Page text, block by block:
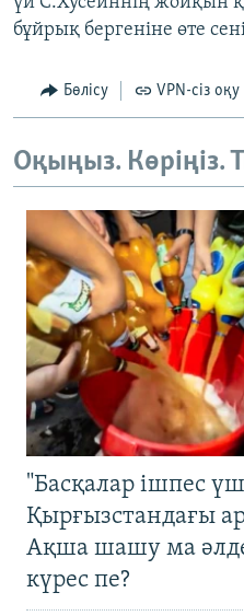
бұйрық бергеніне өте
Бөлісу VPN-сіз оқу
Оқыңыз. Көріңіз.
"Басқалар ішпес
Қырғызстандағы
Ақша шашу ма
күрес пе?